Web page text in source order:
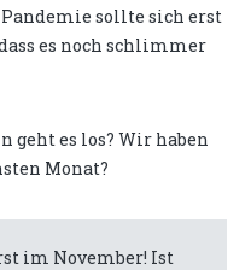
sollte sich erst
es noch schlimmer
geht es los? Wir haben
Monat?
im November! Ist